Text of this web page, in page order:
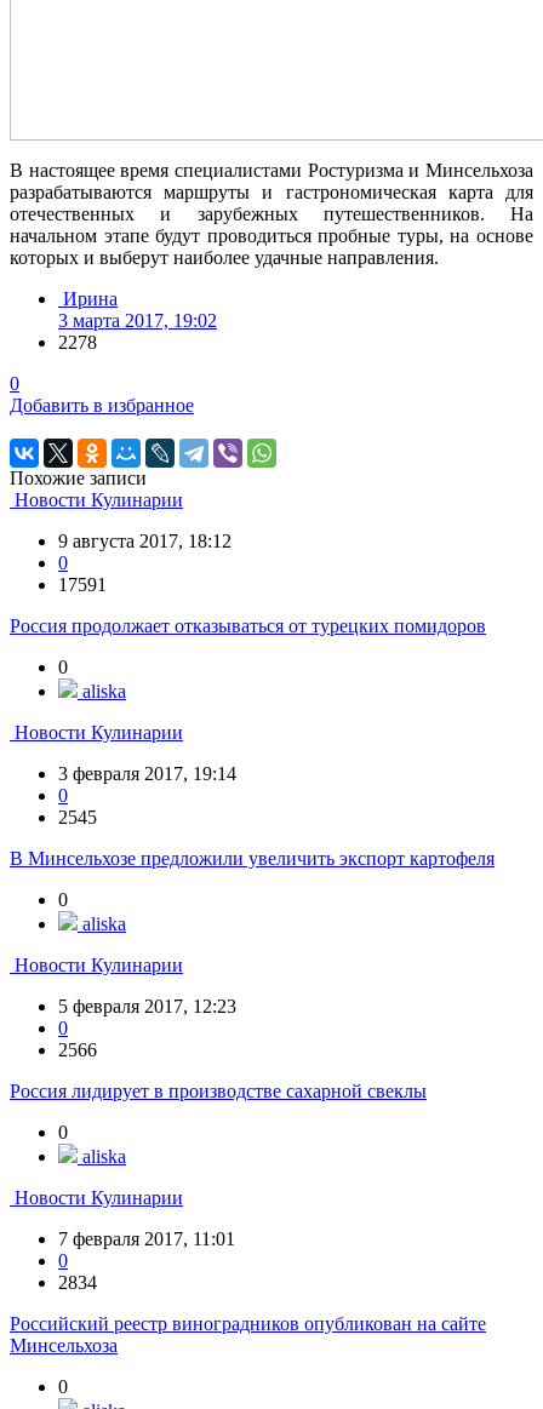
В настоящее время специалистами Ростуризма и Минсельхоза
разрабатываются маршруты и гастрономическая карта для
отечественных и зарубежных путешественников. На
начальном этапе будут проводиться пробные туры, на основе
которых и выберут наиболее удачные направления.
Ирина
3 марта 2017, 19:02
2278
0
Добавить в избранное
Похожие записи
Новости Кулинарии
9 августа 2017, 18:12
0
17591
Россия продолжает отказываться от турецких помидоров
0
aliska
Новости Кулинарии
3 февраля 2017, 19:14
0
2545
В Минсельхозе предложили увеличить экспорт картофеля
0
aliska
Новости Кулинарии
5 февраля 2017, 12:23
0
2566
Россия лидирует в производстве сахарной свеклы
0
aliska
Новости Кулинарии
7 февраля 2017, 11:01
0
2834
Российский реестр виноградников опубликован на сайте
Минсельхоза
0